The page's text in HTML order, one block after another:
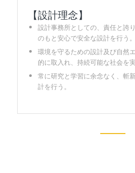
【設計理念】
設計事務所としての、責任と誇
のもと安心で安全な設計を行う。
環境を守るための設計及び自然
的に取入れ、持続可能な社会を実
常に研究と学習に余念なく、斬
計を行う。